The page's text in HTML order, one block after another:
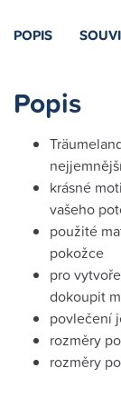
POPIS
Popis
krásné
vašeho
použité
pokožce
pro
dokoupit
povlečení
rozměry
rozměry